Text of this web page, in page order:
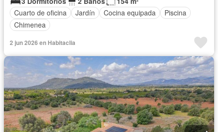
Cuarto de oficina
Jardín Cocina equipada
Piscina
Chimenea
2 jun 2026 en Habitaclia